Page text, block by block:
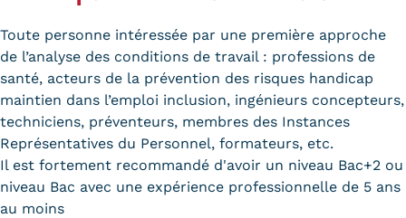
Tarifs
Modalités de financement
Infos entreprises
Former ses salariés
Accueillir un alternant ?
Toute personne intéressée par une première approche
de l’analyse des conditions de travail : professions de
santé, acteurs de la prévention des risques handicap
maintien dans l’emploi inclusion, ingénieurs concepteurs,
techniciens, préventeurs, membres des Instances
Représentatives du Personnel, formateurs, etc.
Il est fortement recommandé d'avoir un niveau Bac+2 ou
niveau Bac avec une expérience professionnelle de 5 ans
au moins